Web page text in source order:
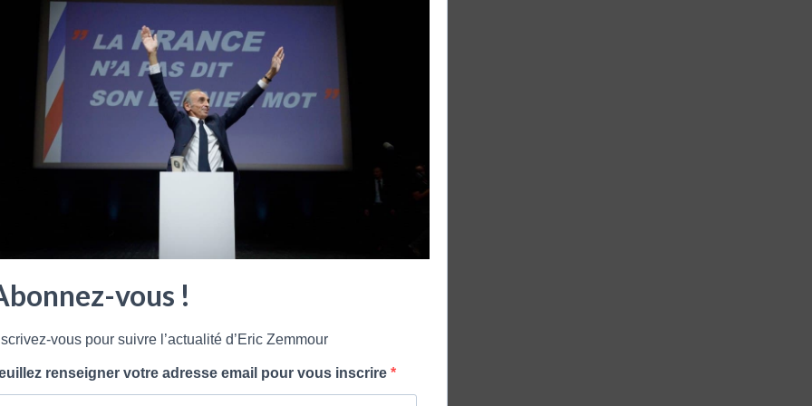
vous !
vous pour suivre l’actualité d’Eric Zemmour
renseigner votre adresse email pour vous inscrire